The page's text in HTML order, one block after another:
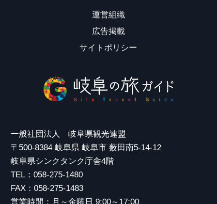
運営組織
広告掲載
サイトポリシー
一般社団法人 岐阜県観光連盟
〒500-8384 岐阜県 岐阜市 薮田南5-14-12
岐阜県シンクタンク庁舎4階
TEL：058-275-1480
FAX：058-275-1483
営業時間：月～金曜日 9:00～17:00